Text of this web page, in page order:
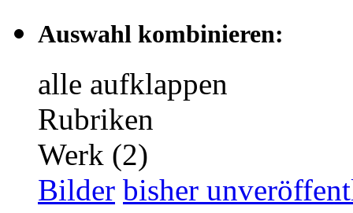
Auswahl kombinieren:
alle aufklappen
Rubriken
Werk (2)
Bilder bisher